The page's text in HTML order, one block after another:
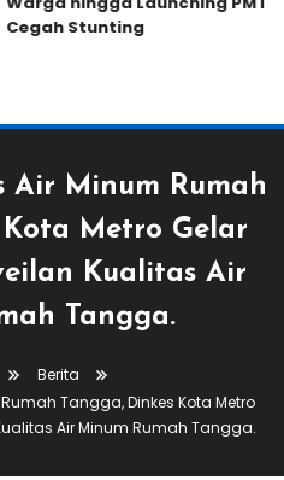
Cegah Stunting
Air Minum Rumah
Kota Metro Gelar
Kualitas Air
Tangga.
Berita
Tangga, Dinkes Kota Metro
Air Minum Rumah Tangga.